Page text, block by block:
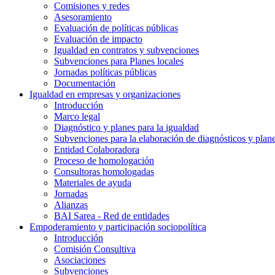
Comisiones y redes
Asesoramiento
Evaluación de políticas públicas
Evaluación de impacto
Igualdad en contratos y subvenciones
Subvenciones para Planes locales
Jornadas políticas públicas
Documentación
Igualdad en empresas y organizaciones
Introducción
Marco legal
Diagnóstico y planes para la igualdad
Subvenciones para la elaboración de diagnósticos y
Entidad Colaboradora
Proceso de homologación
Consultoras homologadas
Materiales de ayuda
Jornadas
Alianzas
BAI Sarea - Red de entidades
Empoderamiento y participación sociopolítica
Introducción
Comisión Consultiva
Asociaciones
Subvenciones